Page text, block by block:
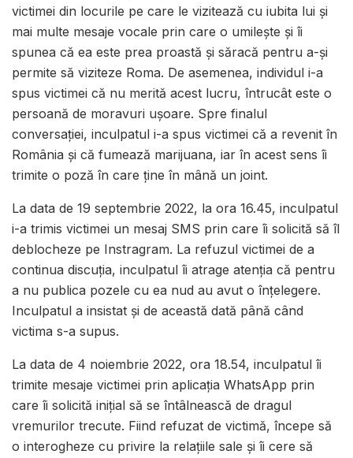
victimei din locurile pe care le vizitează cu iubita lui și
mai multe mesaje vocale prin care o umilește și îi
spunea că ea este prea proastă și săracă pentru a-și
permite să viziteze Roma. De asemenea, individul i-a
spus victimei că nu merită acest lucru, întrucât este o
persoană de moravuri ușoare. Spre finalul
conversației, inculpatul i-a spus victimei că a revenit în
România și că fumează marijuana, iar în acest sens îi
trimite o poză în care ține în mână un joint.
La data de 19 septembrie 2022, la ora 16.45, inculpatul
i-a trimis victimei un mesaj SMS prin care îi solicită să îl
deblocheze pe Instragram. La refuzul victimei de a
continua discuția, inculpatul îi atrage atenția că pentru
a nu publica pozele cu ea nud au avut o înțelegere.
Inculpatul a insistat și de această dată până când
victima s-a supus.
La data de 4 noiembrie 2022, ora 18.54, inculpatul îi
trimite mesaje victimei prin aplicația WhatsApp prin
care îi solicită inițial să se întâlnească de dragul
vremurilor trecute. Fiind refuzat de victimă, începe să
o interogheze cu privire la relațiile sale și îi cere să